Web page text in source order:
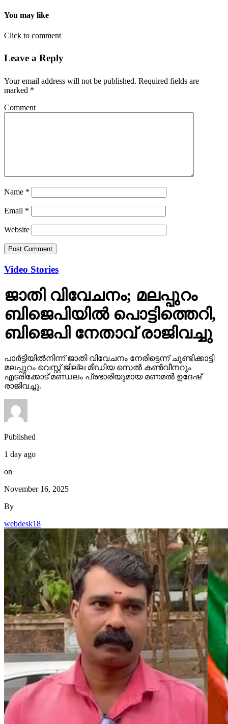
You may like
Click to comment
Leave a Reply
Your email address will not be published. Required fields are
marked *
Comment
Name *
Email *
Website
Video Stories
ജാതി വിവേചനം; മലപ്പുറം
ബിജെപിയില്‍ പൊട്ടിത്തെറി,
ബിജെപി നേതാവ് രാജിവച്ചു
പാര്‍ട്ടിയില്‍നിന്ന് ജാതി വിവേചനം നേരിട്ടെന്ന് ചൂണ്ടിക്കാട്ടി
മലപ്പുറം വെസ്റ്റ് ജില്ല മീഡിയ സെല്‍ കണ്‍വീനറും
എടരിക്കോട് മണ്ഡലം പ്രഭാരിയുമായ മണമല്‍ ഉദേഷ്
രാജിവച്ചു.
Published
1 day ago
on
November 16, 2025
By
webdesk18